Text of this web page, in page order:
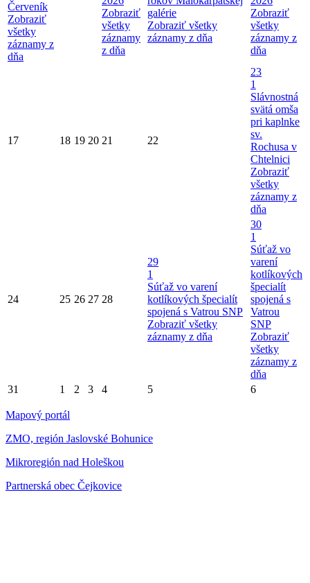
Červeník
Zobraziť
všetky
záznamy z
dňa
Zobraziť
všetky
záznamy
z dňa
galérie
Zobraziť všetky
záznamy z dňa
Zobraziť
všetky
záznamy z
dňa
17 18 19 20 21 22
23
1
Slávnostná
svätá omša
pri kaplnke
sv.
Rochusa v
Chtelnici
Zobraziť
všetky
záznamy z
dňa
24 25 26 27 28
29
1
Súťaž vo varení
kotlíkových špecialít
spojená s Vatrou SNP
Zobraziť všetky
záznamy z dňa
30
1
Súťaž vo
varení
kotlíkových
špecialít
spojená s
Vatrou
SNP
Zobraziť
všetky
záznamy z
dňa
31
1 2 3 4 5 6
Mapový portál
ZMO, región Jaslovské Bohunice
Mikroregión nad Holeškou
Partnerská obec Čejkovice